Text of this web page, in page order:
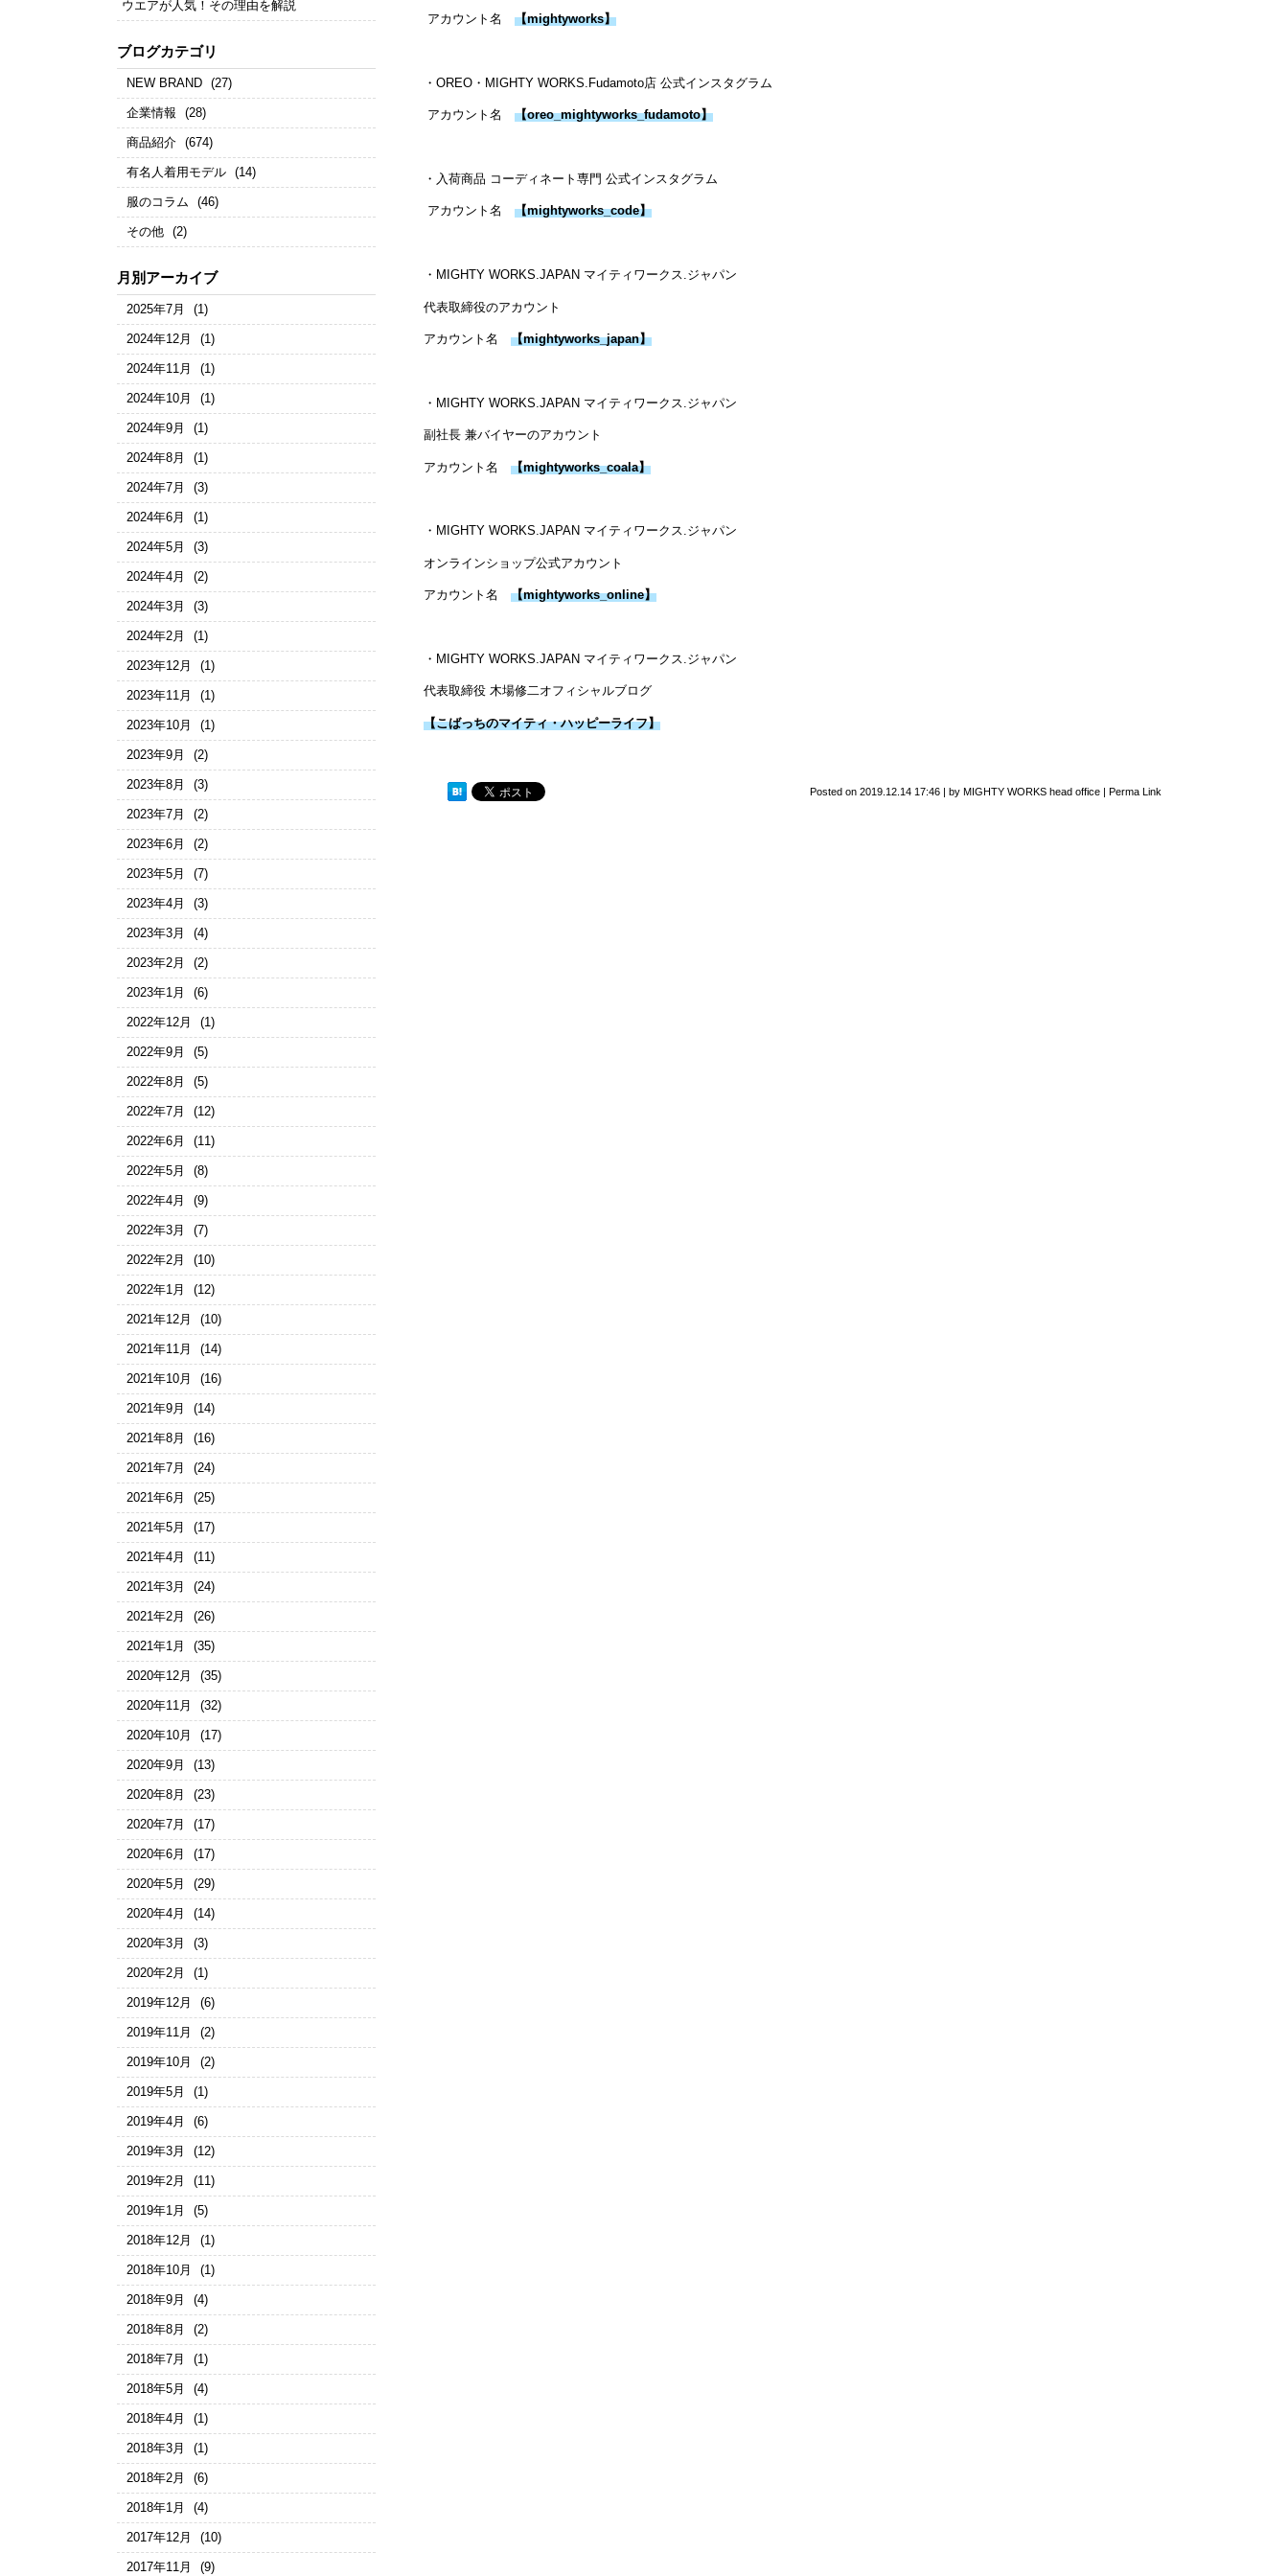
アカウント名 【mightyworks】
・OREO・MIGHTY WORKS.Fudamoto店 公式インスタグラム
アカウント名 【oreo_mightyworks_fudamoto】
・入荷商品 コーディネート専門 公式インスタグラム
アカウント名 【mightyworks_code】
・MIGHTY WORKS.JAPAN マイティワークス.ジャパン
代表取締役のアカウント
アカウント名 【mightyworks_japan】
・MIGHTY WORKS.JAPAN マイティワークス.ジャパン
副社長 兼バイヤーのアカウント
アカウント名 【mightyworks_coala】
・MIGHTY WORKS.JAPAN マイティワークス.ジャパン
オンラインショップ公式アカウント
アカウント名 【mightyworks_online】
・MIGHTY WORKS.JAPAN マイティワークス.ジャパン
代表取締役 木場修二オフィシャルブログ
【こばっちのマイティ・ハッピーライフ】
Posted on 2019.12.14 17:46 | by MIGHTY WORKS head office | Perma Link
ウエアが人気！その理由を解説
ブログカテゴリ
NEW BRAND (27)
企業情報 (28)
商品紹介 (674)
有名人着用モデル (14)
服のコラム (46)
その他 (2)
月別アーカイブ
2025年7月 (1)
2024年12月 (1)
2024年11月 (1)
2024年10月 (1)
2024年9月 (1)
2024年8月 (1)
2024年7月 (3)
2024年6月 (1)
2024年5月 (3)
2024年4月 (2)
2024年3月 (3)
2024年2月 (1)
2023年12月 (1)
2023年11月 (1)
2023年10月 (1)
2023年9月 (2)
2023年8月 (3)
2023年7月 (2)
2023年6月 (2)
2023年5月 (7)
2023年4月 (3)
2023年3月 (4)
2023年2月 (2)
2023年1月 (6)
2022年12月 (1)
2022年9月 (5)
2022年8月 (5)
2022年7月 (12)
2022年6月 (11)
2022年5月 (8)
2022年4月 (9)
2022年3月 (7)
2022年2月 (10)
2022年1月 (12)
2021年12月 (10)
2021年11月 (14)
2021年10月 (16)
2021年9月 (14)
2021年8月 (16)
2021年7月 (24)
2021年6月 (25)
2021年5月 (17)
2021年4月 (11)
2021年3月 (24)
2021年2月 (26)
2021年1月 (35)
2020年12月 (35)
2020年11月 (32)
2020年10月 (17)
2020年9月 (13)
2020年8月 (23)
2020年7月 (17)
2020年6月 (17)
2020年5月 (29)
2020年4月 (14)
2020年3月 (3)
2020年2月 (1)
2019年12月 (6)
2019年11月 (2)
2019年10月 (2)
2019年5月 (1)
2019年4月 (6)
2019年3月 (12)
2019年2月 (11)
2019年1月 (5)
2018年12月 (1)
2018年10月 (1)
2018年9月 (4)
2018年8月 (2)
2018年7月 (1)
2018年5月 (4)
2018年4月 (1)
2018年3月 (1)
2018年2月 (6)
2018年1月 (4)
2017年12月 (10)
2017年11月 (9)